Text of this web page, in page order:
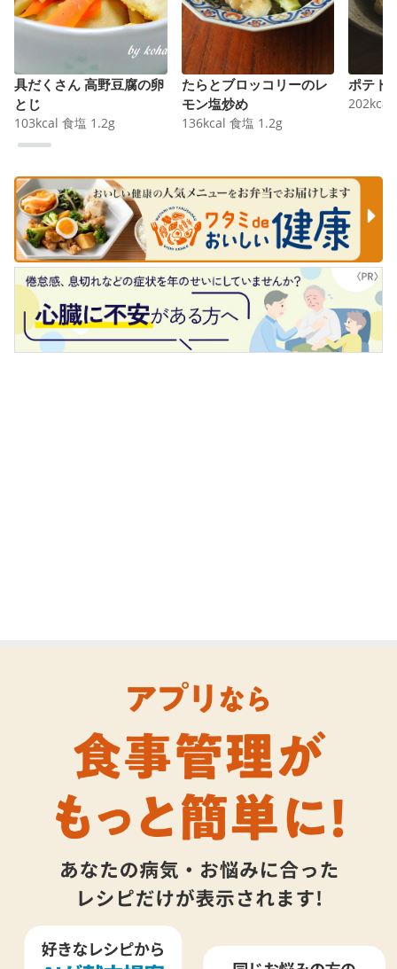
具だくさん 高野豆腐の卵
とじ
103kcal 食塩 1.2g
たらとブロッコリーのレ
モン塩炒め
136kcal 食塩 1.2g
ポテト
202kcal